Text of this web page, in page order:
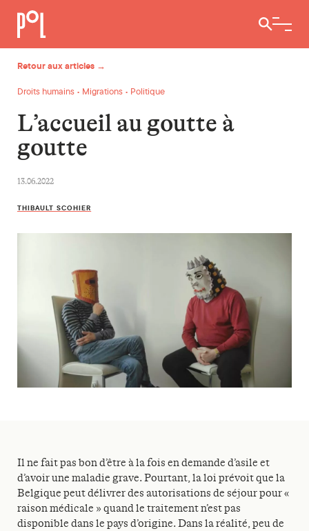
Ouvrir /
Retour aux articles →
Droits humains • Migrations • Politique
L’accueil au goutte à
goutte
13.06.2022
THIBAULT SCOHIER
Il ne fait pas bon d’être à la fois en demande d’asile et
d’avoir une maladie grave. Pourtant, la loi prévoit que la
Belgique peut délivrer des autorisations de séjour pour «
raison médicale » quand le traitement n’est pas
disponible dans le pays d’origine. Dans la réalité, peu de